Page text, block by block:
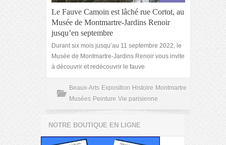
Le Fauve Camoin est lâché rue Cortot, au
Musée de Montmartre-Jardins Renoir
jusqu’en septembre
Durant six mois jusqu’au 11 septembre 2022, le
Musée de Montmartre-Jardins Renoir vous invite
à découvrir et redécouvrir le fauve
Beaux-Arts Exposition Histoire Montmartre
Musées Peinture Vie parisienne
NOTRE BOUTIQUE EN LIGNE